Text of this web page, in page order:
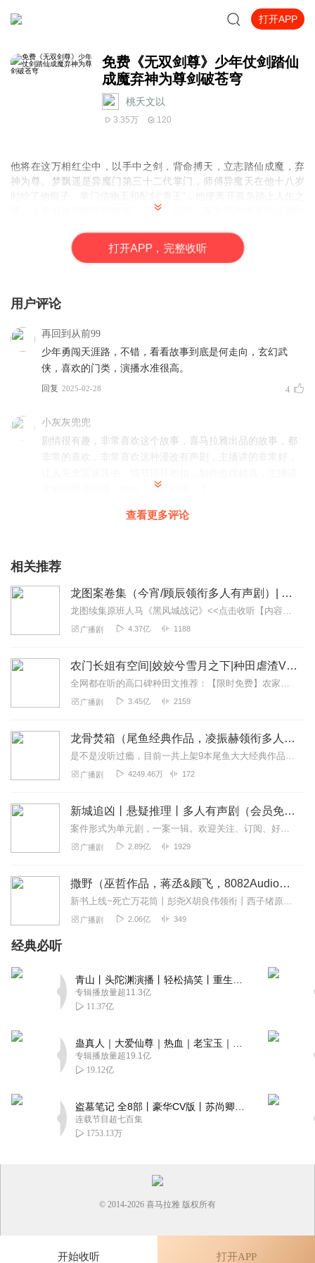
打开APP
免费《无双剑尊》少年仗剑踏仙
成魔弃神为尊剑破苍穹
桃夭文以
3.35万 120
他将在这万相红尘中，以手中之剑，背命搏天，立志踏仙成魔，弃
神为尊。 梦飘遥是异魔门第三十二代掌门，师傅异魔天在他十八岁
路。上岸后在酒楼听闻南宫、司马、公孙、东方四大世家在江城比
结识了诸葛容及其侍女和聂总管等人，随后与他们一同前往江城，
就此开启了一段充满奇遇与挑战的旅程。
重迷雾，踏上那无人可及的巅峰？
打开APP，完整收听
用户评论
再回到从前99
少年勇闯天涯路，不错，看看故事到底是何走向，玄幻武
侠，喜欢的门类，演播水准很高。
回复 2025-02-28 4
小灰灰兜兜
剧情很有趣，非常喜欢这个故事，喜马拉雅出品的故事，都
非常的喜欢，非常喜欢这种漫改有声剧，主播讲的非常好，
述的画面感很强，哈哈，很精彩呢！！！
这本有声书太燃了！梦飘遥带着掌门信物踏上修仙之路，从
厚，把主角的热血与成长演绎得淋漓尽致，听着超有代入
感，仿佛自己也在万相红尘中冒险！
2025-02-27
晚樱呢喃
非常精彩的一部玄幻网文，故事情节紧张刺激，新颖有趣，
主播团队演讲功底深厚，气氛从头到尾，后期制作精良，画
2025-02-24
禅如止水
人物个性都很强烈，非常容易听的一本作品。
2025-02-24
其实制作一本书真的不容易，从选书到选CV配音到后期制
捏的非常准，给人很强的画面感，嗯，各种场景拟音配乐也
都不错！和看电影一样样的！哈哈哈！
开心大笑的兔子
主播的声音，更新的速度也挺快的，希望可以多发表一些专
辑，我会经常光顾的，主播加油哦！
2025-02-21
咸鱼顺顺
主播一开口，就被这神仙演播狠狠拿捏住了！声线切换自
如，情感细腻饱满，节奏把控精准，每一帧都沉浸感拉满！
更新快，不用等，非常棒
查看更多评论
相关推荐
龙图案卷集（今宵/顾辰领衔多人有声剧）| 探案
龙图续集原班人马《黑风城战记》<<点击收听【内容简介】《龙图案卷集》是由耳雅根据古典名著《三侠五义》（又叫七五）改编所写的网络小说，主要讲述的是鼠（白玉堂）...
广播剧 4.37亿 1188
农门长姐有空间|姣姣兮雪月之下|种田虐渣VIP免费
全网都在听的高口碑种田文推荐：【限时免费】农家小福女|姣姣兮郁雨竹|全网最快寒门大俗人|姣姣兮杜骁|萌宝女强古言爽文魏晋干饭人未删减全网最快|农家小福...
广播剧 3.45亿 2159
龙骨焚箱（尾鱼经典作品，凌振赫领衔多人有声剧）
是不是没听过瘾，目前一共上架9本尾鱼大大经典作品有声书啦~~听单合集已经准备好，赶紧收听：尾鱼有声书作品合集感受更多尾鱼作品的魅力！内容简介神话、传说、身世、解...
广播剧 4249.46万 172
新城追凶丨悬疑推理丨多人有声剧（会员免费）
案件形式为单元剧，一案一辑。欢迎关注、订阅、好评！“新闻里播不得的，咱们小说里见！”一座充满活力的新兴沿海城市，看似平常的生活中，却发生了种种离奇的罪犯案件，”...
广播剧 2.89亿 1929
撒野（巫哲作品，蒋丞&顾飞，8082Audio制作）| 左肩有你原著
新书上线~死亡万花筒丨彭尧X胡良伟领衔丨西子绪原著丨灵异/悬疑/无限流多人有声剧点击跳转收听哦~喜提破亿！#撒野印象大调查#活动上线！>戳此参与<福利四：播...
广播剧 2.06亿 349
经典必听
专辑播放量超11.3亿
11.37亿
专辑播放量超19.1亿
19.12亿
连载节目超七百集
1753.13万
开始收听 打开APP
© 2014-2026 喜马拉雅 版权所有